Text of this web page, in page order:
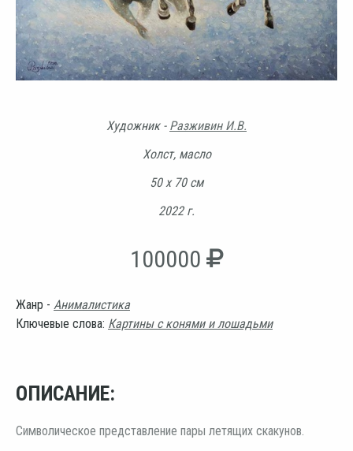
Художник - Разживин И.В.
Холст, масло
50 х 70 см
2022 г.
100000
Жанр - Анималистика
Ключевые слова: Картины с конями и лошадьми
ОПИСАНИЕ:
Символическое представление пары летящих скакунов.